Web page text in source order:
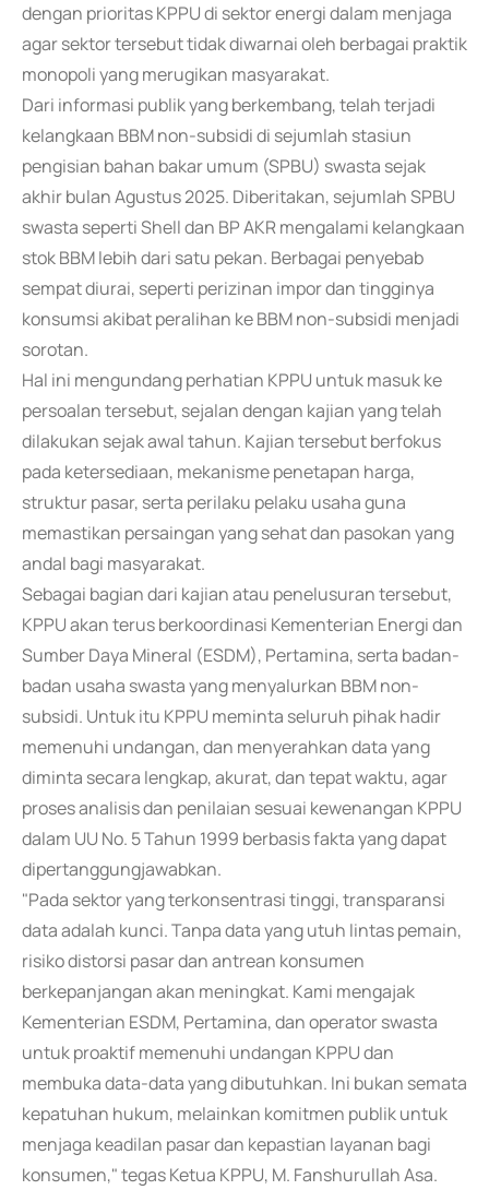
dengan prioritas KPPU di sektor energi dalam menjaga
agar sektor tersebut tidak diwarnai oleh berbagai praktik
monopoli yang merugikan masyarakat.
Dari informasi publik yang berkembang, telah terjadi
kelangkaan BBM non-subsidi di sejumlah stasiun
pengisian bahan bakar umum (SPBU) swasta sejak
akhir bulan Agustus 2025. Diberitakan, sejumlah SPBU
swasta seperti Shell dan BP AKR mengalami kelangkaan
stok BBM lebih dari satu pekan. Berbagai penyebab
sempat diurai, seperti perizinan impor dan tingginya
konsumsi akibat peralihan ke BBM non-subsidi menjadi
sorotan.
Hal ini mengundang perhatian KPPU untuk masuk ke
persoalan tersebut, sejalan dengan kajian yang telah
dilakukan sejak awal tahun. Kajian tersebut berfokus
pada ketersediaan, mekanisme penetapan harga,
struktur pasar, serta perilaku pelaku usaha guna
memastikan persaingan yang sehat dan pasokan yang
andal bagi masyarakat.
Sebagai bagian dari kajian atau penelusuran tersebut,
KPPU akan terus berkoordinasi Kementerian Energi dan
Sumber Daya Mineral (ESDM), Pertamina, serta badan-
badan usaha swasta yang menyalurkan BBM non-
subsidi. Untuk itu KPPU meminta seluruh pihak hadir
memenuhi undangan, dan menyerahkan data yang
diminta secara lengkap, akurat, dan tepat waktu, agar
proses analisis dan penilaian sesuai kewenangan KPPU
dalam UU No. 5 Tahun 1999 berbasis fakta yang dapat
dipertanggungjawabkan.
"Pada sektor yang terkonsentrasi tinggi, transparansi
data adalah kunci. Tanpa data yang utuh lintas pemain,
risiko distorsi pasar dan antrean konsumen
berkepanjangan akan meningkat. Kami mengajak
Kementerian ESDM, Pertamina, dan operator swasta
untuk proaktif memenuhi undangan KPPU dan
membuka data-data yang dibutuhkan. Ini bukan semata
kepatuhan hukum, melainkan komitmen publik untuk
menjaga keadilan pasar dan kepastian layanan bagi
konsumen," tegas Ketua KPPU, M. Fanshurullah Asa.